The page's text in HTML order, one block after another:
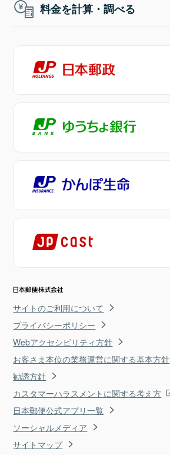
料金を計算・調べる
サイトのご利用について
プライバシーポリシー
Webアクセシビリティ方針
お客さま本位の業務運営に関する基本方針
勧誘方針
カスタマーハラスメントに関する考え方
日本郵便公式アプリ一覧
ソーシャルメディア
サイトマップ